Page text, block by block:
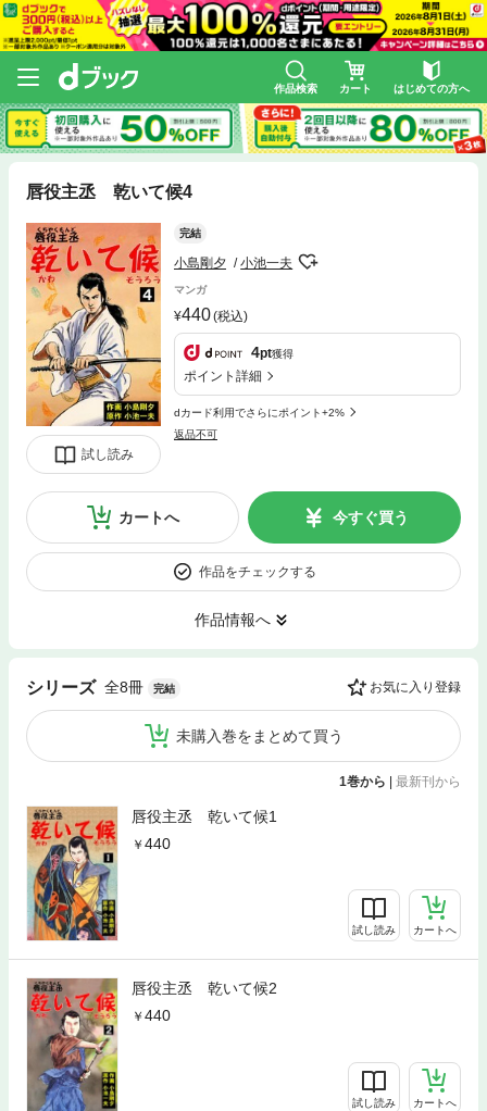
作品検索 カート はじめての方へ
唇役主丞 乾いて候4
試し読み
完結
小島剛夕 小池一夫
マンガ
440(税込)
4pt獲得
ポイント詳細
dカード利用でさらにポイント+2%
返品不可
カートへ 今すぐ買う
作品をチェックする
作品情報へ
シリーズ 全8冊 完結 お気に入り登録
未購入巻をまとめて買う
1巻から 最新刊から
唇役主丞 乾いて候1
440
試し読み カートへ
唇役主丞 乾いて候2
440
試し読み カートへ